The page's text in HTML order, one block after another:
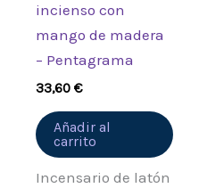
incienso con
mango de madera
– Pentagrama
33,60€
Añadir al
carrito
Incensario de latón